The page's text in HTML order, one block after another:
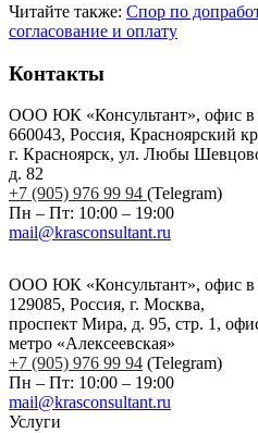
Читайте также: Спор по
согласование и оплату
Контакты
ООО ЮК «Консультант», офис в
660043, Россия, Красноярский
г. Красноярск, ул. Любы
д. 82
+7 (905) 976 99 94 (Telegram)
Пн – Пт: 10:00 – 19:00
mail@krasconsultant.ru
ООО ЮК «Консультант», офис в
129085, Россия, г. Москва,
проспект Мира, д. 95, стр. 1,
метро «Алексеевская»
+7 (905) 976 99 94 (Telegram)
Пн – Пт: 10:00 – 19:00
mail@krasconsultant.ru
Услуги